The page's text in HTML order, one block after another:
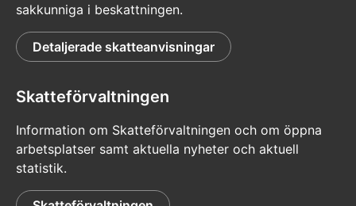
sakkunniga i beskattningen.
Detaljerade skatteanvisningar
Skatteförvaltningen
Information om Skatteförvaltningen och om öppna
arbetsplatser samt aktuella nyheter och aktuell
statistik.